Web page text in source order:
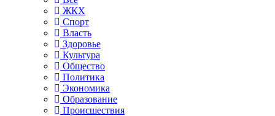
ЖКХ
Спорт
Власть
Здоровье
Культура
Общество
Политика
Экономика
Образование
Происшествия